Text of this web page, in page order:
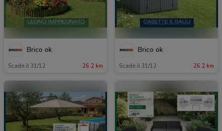
Brico ok
Scade il 31/12 26.2 km
Brico ok
Scade il 31/12 26.2 km